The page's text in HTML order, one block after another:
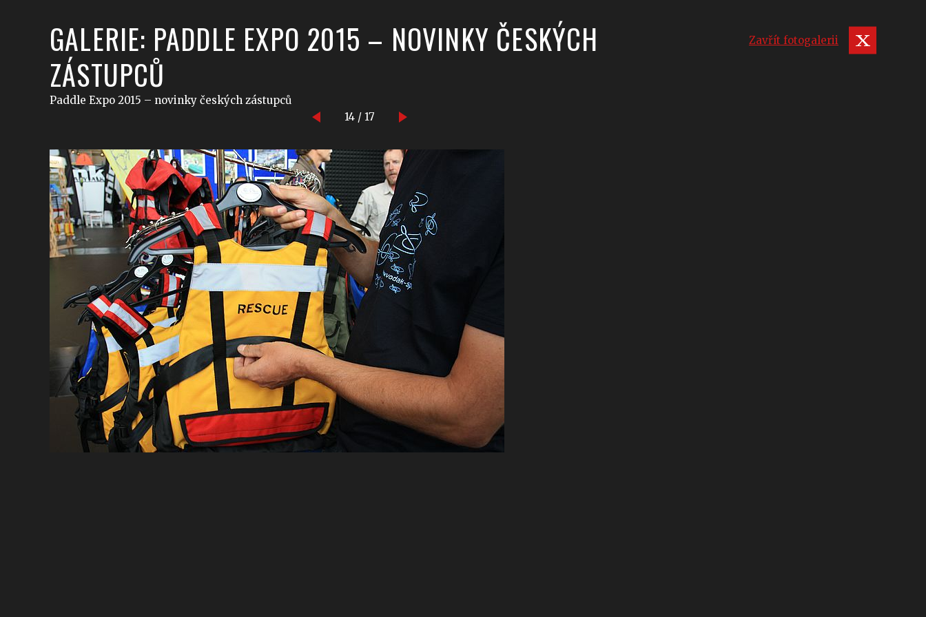
GALERIE: PADDLE EXPO 2015 – NOVINKY ČESKÝCH
ZÁSTUPCŮ
Paddle Expo 2015 – novinky českých zástupců
14 / 17
Zavřít fotogalerii